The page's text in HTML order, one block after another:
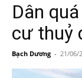
Dân
cư thuỷ
Bạch Dương - 21/06/